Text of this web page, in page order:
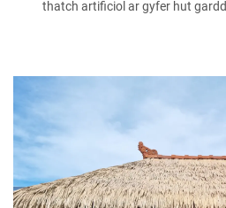
thatch artificiol ar gyfer hut gardd